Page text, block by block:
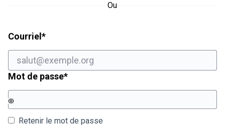
Ou
Courriel *Champ obligatoire
Mot de passe*Champ obligatoire
Retenir le mot de passe